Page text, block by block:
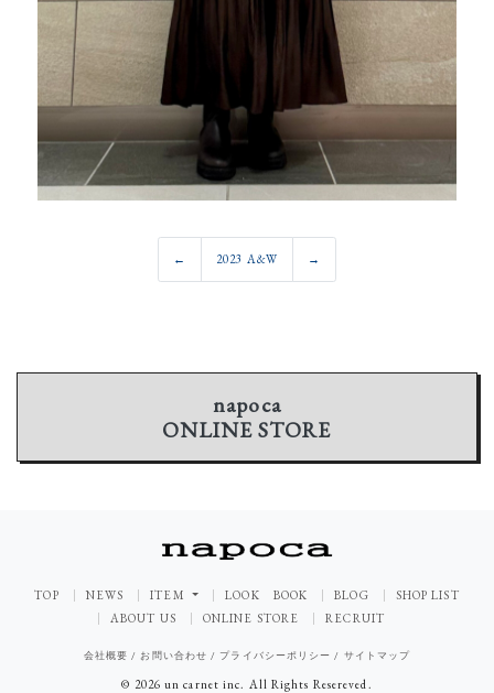
← 2023 A&W →
napoca
ONLINE STORE
TOP NEWS ITEM LOOK BOOK BLOG
SHOP LIST
ABOUT US
ONLINE STORE RECRUIT
会社概要 /お問い合わせ / プライバシーポリシー / サイトマップ
© 2026 un carnet inc. All Rights Resereved.